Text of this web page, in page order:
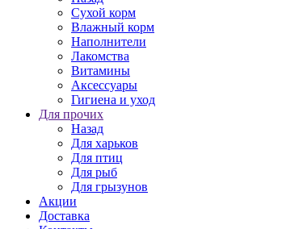
Сухой корм
Влажный корм
Наполнители
Лакомства
Витамины
Аксессуары
Гигиена и уход
Для прочих
Назад
Для харьков
Для птиц
Для рыб
Для грызунов
Акции
Доставка